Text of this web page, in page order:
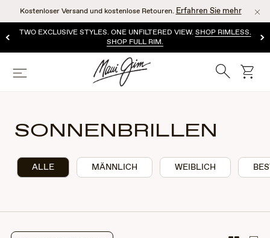
springen
Kostenloser Versand und kostenlose Retouren. Erfahren Sie mehr
TWO EXCLUSIVE STYLES. ONE UNFILTERED VIEW.SHOP RIMLESS.
SHOP FULL RIM.
Speisekarte Suche
SONNENBRILLEN
ALLE MÄNNLICH WEIBLICH